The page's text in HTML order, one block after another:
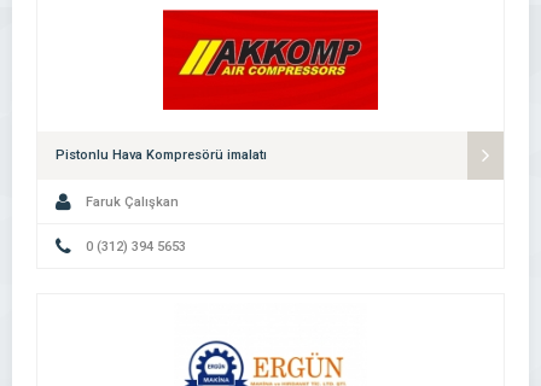
Pistonlu Hava Kompresörü imalatı
Faruk Çalışkan
0 (312) 394 5653